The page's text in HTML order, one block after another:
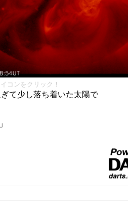
コンをクリック！
て少し落ち着いた太陽で